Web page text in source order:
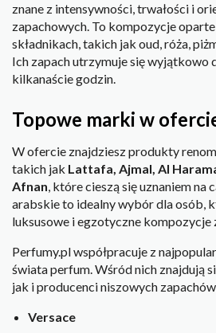
znane z intensywności, trwałości i
zapachowych. To kompozycje
składnikach, takich jak oud, róża,
Ich zapach utrzymuje się wyjątkowo
kilkanaście godzin.
Topowe marki w
W ofercie znajdziesz produkty
takich jak Lattafa, Ajmal, Al
Afnan, które cieszą się uznaniem na
arabskie to idealny wybór dla osób,
luksusowe i egzotyczne kompozycje
Perfumy.pl współpracuje z
świata perfum. Wśród nich znajdują
jak i producenci niszowych
Versace